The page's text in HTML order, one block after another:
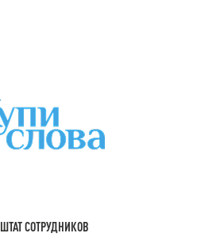
ШТАТ СОТРУДНИКОВ